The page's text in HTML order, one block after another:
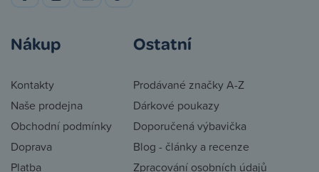
Nákup
Kontakty
Naše prodejna
Obchodní podmínky
Doprava
Platba
Ostatní
Prodávané značky A-Z
Dárkové poukazy
Doporučená výbavička
Blog - články a recenze
Zpracování osobních údajů